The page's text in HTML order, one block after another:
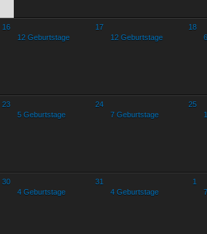
16
17
12 Geburtstage
18
12 Geburtstage
23
24
5 Geburtstage
25
7 Geburtstage
30
31
4 Geburtstage
1
4 Geburtstage